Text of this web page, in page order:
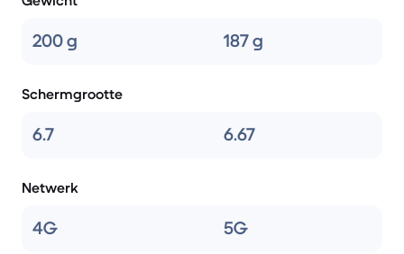
200 g 187 g
Schermgrootte
6.7 6.67
Netwerk
4G 5G